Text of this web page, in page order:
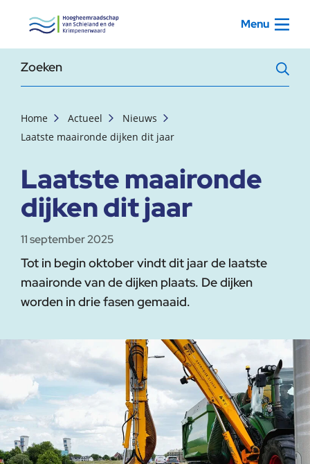
, startpagina Menu
Zoekterm
Home Actueel
Nieuws
Laatste maaironde dijken dit jaar
Laatste maaironde
dijken dit jaar
11 september 2025
Tot in begin oktober vindt dit jaar de laatste
maaironde van de dijken plaats. De dijken
worden in drie fasen gemaaid.